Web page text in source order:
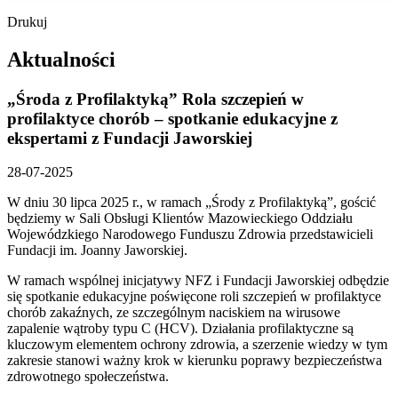
Drukuj
Aktualności
„Środa z Profilaktyką” Rola szczepień w
profilaktyce chorób – spotkanie edukacyjne z
ekspertami z Fundacji Jaworskiej
28-07-2025
W dniu 30 lipca 2025 r., w ramach „Środy z Profilaktyką”, gościć
będziemy w Sali Obsługi Klientów Mazowieckiego Oddziału
Wojewódzkiego Narodowego Funduszu Zdrowia przedstawicieli
Fundacji im. Joanny Jaworskiej.
W ramach wspólnej inicjatywy NFZ i Fundacji Jaworskiej odbędzie
się spotkanie edukacyjne poświęcone roli szczepień w profilaktyce
chorób zakaźnych, ze szczególnym naciskiem na wirusowe
zapalenie wątroby typu C (HCV). Działania profilaktyczne są
kluczowym elementem ochrony zdrowia, a szerzenie wiedzy w tym
zakresie stanowi ważny krok w kierunku poprawy bezpieczeństwa
zdrowotnego społeczeństwa.